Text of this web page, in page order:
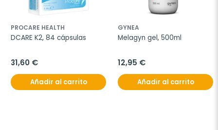
PROCARE HEALTH
DCARE K2, 84 cápsulas
31,60 €
Añadir al carrito
GYNEA
Melagyn gel, 500ml
12,95 €
Añadir al carrito